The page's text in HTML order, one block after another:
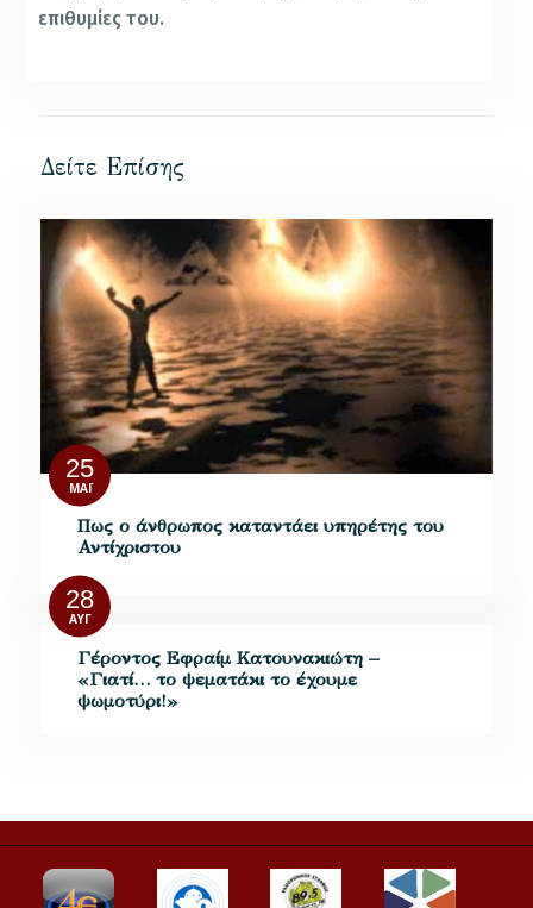
επιθυμίες του.
Δείτε Επίσης
25
ΜΆΙ
Πως ο άνθρωπος καταντάει υπηρέτης του
Αντίχριστου
28
ΑΥΓ
Γέροντος Εφραίμ Κατουνακιώτη –
«Γιατί… το ψεματάκι το έχουμε
ψωμοτύρι!»